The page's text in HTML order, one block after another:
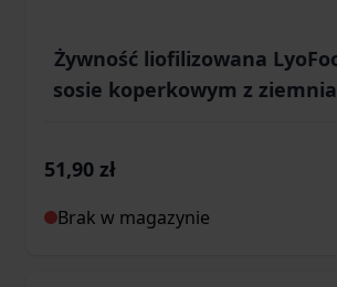
Żywność liofilizowana
sosie koperkowym z
51,90 zł
Brak w magazynie